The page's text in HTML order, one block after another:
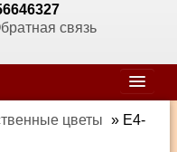
связь
цветы » E4-